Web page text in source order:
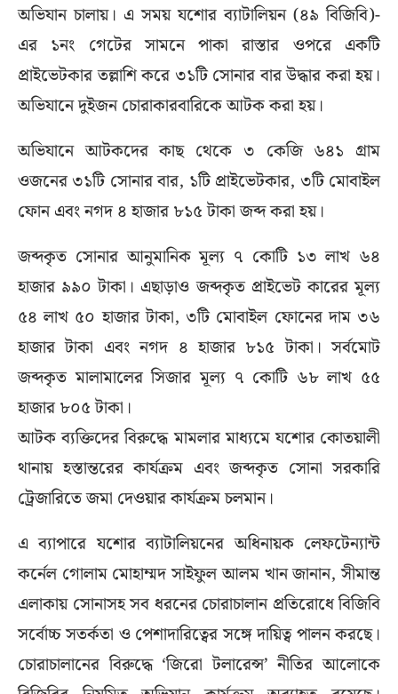
অভিযান চালায়। এ সময় যশোর ব্যাটালিয়ন (৪৯ বিজিবি)-
এর ১নং গেটের সামনে পাকা রাস্তার ওপরে একটি
প্রাইভেটকার তল্লাশি করে ৩১টি সোনার বার উদ্ধার করা হয়।
অভিযানে দুইজন চোরাকারবারিকে আটক করা হয়।
অভিযানে আটকদের কাছ থেকে ৩ কেজি ৬৪১ গ্রাম
ওজনের ৩১টি সোনার বার, ১টি প্রাইভেটকার, ৩টি মোবাইল
ফোন এবং নগদ ৪ হাজার ৮১৫ টাকা জব্দ করা হয়।
জব্দকৃত সোনার আনুমানিক মূল্য ৭ কোটি ১৩ লাখ ৬৪
হাজার ৯৯০ টাকা। এছাড়াও জব্দকৃত প্রাইভেট কারের মূল্য
৫৪ লাখ ৫০ হাজার টাকা, ৩টি মোবাইল ফোনের দাম ৩৬
হাজার টাকা এবং নগদ ৪ হাজার ৮১৫ টাকা। সর্বমোট
জব্দকৃত মালামালের সিজার মূল্য ৭ কোটি ৬৮ লাখ ৫৫
হাজার ৮০৫ টাকা।
আটক ব্যক্তিদের বিরুদ্ধে মামলার মাধ্যমে যশোর কোতয়ালী
থানায় হস্তান্তরের কার্যক্রম এবং জব্দকৃত সোনা সরকারি
ট্রেজারিতে জমা দেওয়ার কার্যক্রম চলমান।
এ ব্যাপারে যশোর ব্যাটালিয়নের অধিনায়ক লেফটেন্যান্ট
কর্নেল গোলাম মোহাম্মদ সাইফুল আলম খান জানান, সীমান্ত
এলাকায় সোনাসহ সব ধরনের চোরাচালান প্রতিরোধে বিজিবি
সর্বোচ্চ সতর্কতা ও পেশাদারিত্বের সঙ্গে দায়িত্ব পালন করছে।
চোরাচালানের বিরুদ্ধে ‘জিরো টলারেন্স’ নীতির আলোকে